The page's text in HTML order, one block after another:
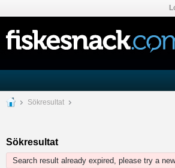
Sökresultat
Sökresultat
Search result already expired, please try a